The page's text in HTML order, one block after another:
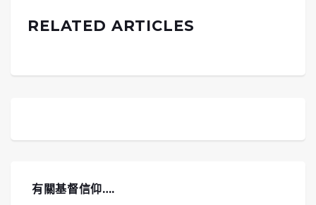
RELATED ARTICLES
有關基督信仰….